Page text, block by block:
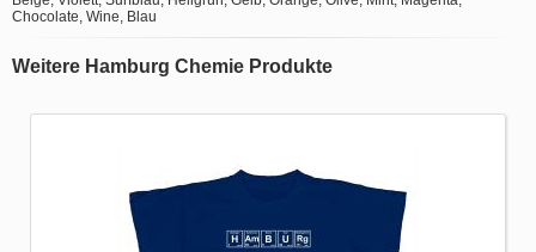
Chocolate, Wine, Blau
Weitere Hamburg Chemie Produkte